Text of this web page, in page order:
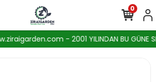
- 2001 YILINDAN BU GÜNE
0